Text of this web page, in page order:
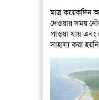
মাত্র কয়েকদিন
দেওয়ার সময়
পাওয়া যায়
সাহায্য করা